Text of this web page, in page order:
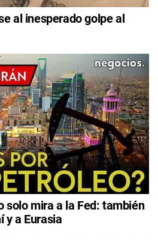
al inesperado golpe al
solo mira a la Fed: también
y a Eurasia